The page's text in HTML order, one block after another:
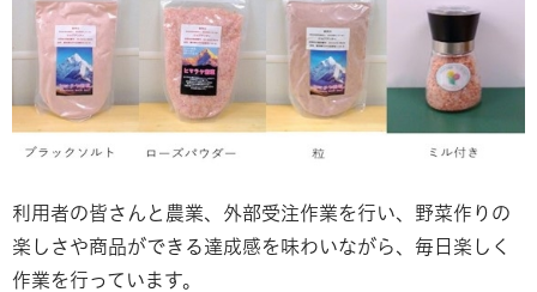
利用者の皆さんと農業、外部受注作業を行い、野菜作りの
楽しさや商品ができる達成感を味わいながら、毎日楽しく
作業を行っています。